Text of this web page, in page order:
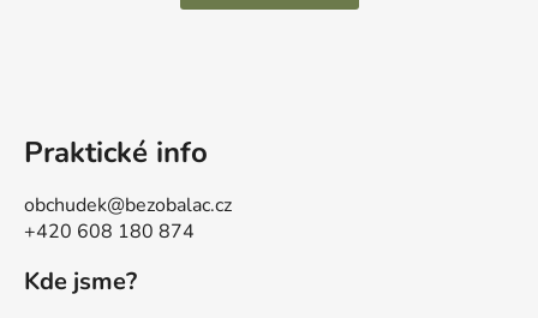
Praktické info
obchudek@bezobalac.cz
+420 608 180 874
Kde jsme?